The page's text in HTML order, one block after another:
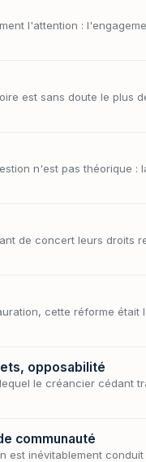
l'attention :
est sans doute le plus
n'est pas théorique :
de concert leurs droits
cette réforme était
opposabilité
le créancier cédant
communauté
est inévitablement